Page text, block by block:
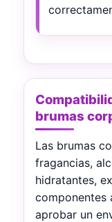
brumas
Las brumas
fragancias,
hidratantes,
componentes
aprobar un